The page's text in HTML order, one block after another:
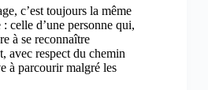
c’est toujours la même
celle d’une personne qui,
à se reconnaître
avec respect du chemin
à parcourir malgré les